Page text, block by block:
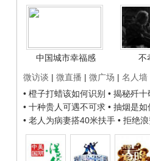
中国城市幸福感
不
微访谈 | 微直播 | 微广场 | 名人墙
• 橙子打蜡该如何识别 • 揭秘歼
• 十种贵人可遇不可求 • 抽烟是
• 老人为病妻搭40米扶手 • 拒绝